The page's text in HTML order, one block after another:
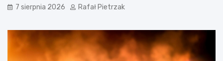
7 sierpnia 2026 Rafał Pietrzak